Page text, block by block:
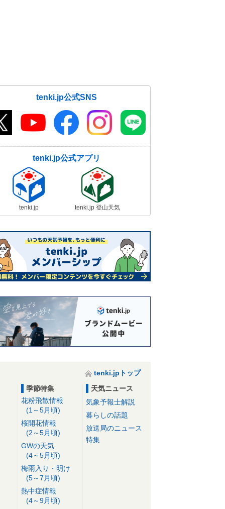
tenki.jp公式SNS
tenki.jp公式アプリ
tenki.jp tenki.jp 登山天気
tenki.jpトップ
季節特集
花粉飛散情報
(1～5月頃)
桜開花情報
(2～5月頃)
GWの天気
(4～5月頃)
梅雨入り・明け
(5～7月頃)
熱中症情報
(4～9月頃)
天気ニュース
気象予報士解説
暮らしの話題
放送局のニュース
特集